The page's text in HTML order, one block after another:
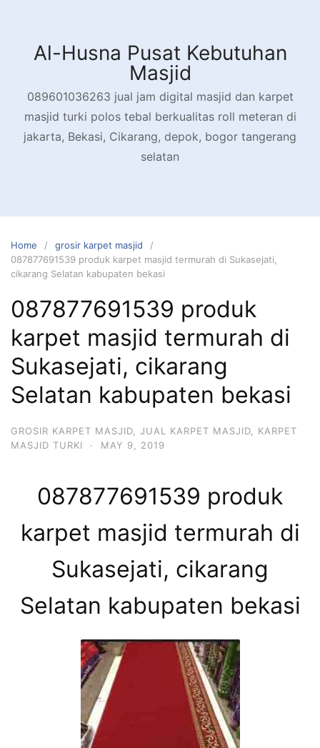
contentAl-Husna Pusat Kebutuhan
Masjid
089601036263 jual jam digital masjid dan karpet
masjid turki polos tebal berkualitas roll meteran di
jakarta, Bekasi, Cikarang, depok, bogor tangerang
selatan
Home
grosir karpet masjid
087877691539 produk karpet masjid termurah di Sukasejati,
cikarang Selatan kabupaten bekasi
087877691539 produk
karpet masjid termurah di
Sukasejati, cikarang
Selatan kabupaten bekasi
GROSIR KARPET MASJID JUAL KARPET MASJID
KARPET
MASJID TURKI
· MAY 9, 2019
087877691539 produk
karpet masjid termurah di
Sukasejati, cikarang
Selatan kabupaten bekasi